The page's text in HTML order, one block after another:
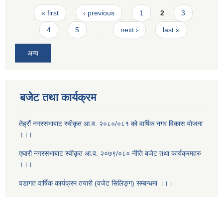
Pages
« first ‹ previous 1 2 3
4 5 … next › last »
अन्य
बजेट तथा कार्यक्रम
तेह्रौं नगरसभाबाट स्वीकृत आ‍.व. २०८०/०८१ को वार्षिक नगर विकास योजना
।।।
एघाराै नगरसभाबाट स्वीकृत आ‍.व. २०७९/०८० नीति बजेट तथा कार्यक्रमहरु
।।।
वडागत वार्षिक कार्यक्रम तयारी (वजेट सिलिङ्ग) सम्बन्धमा ।।।